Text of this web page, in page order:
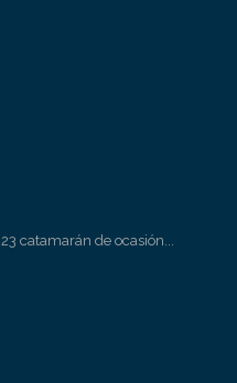
catamarán de ocasión...